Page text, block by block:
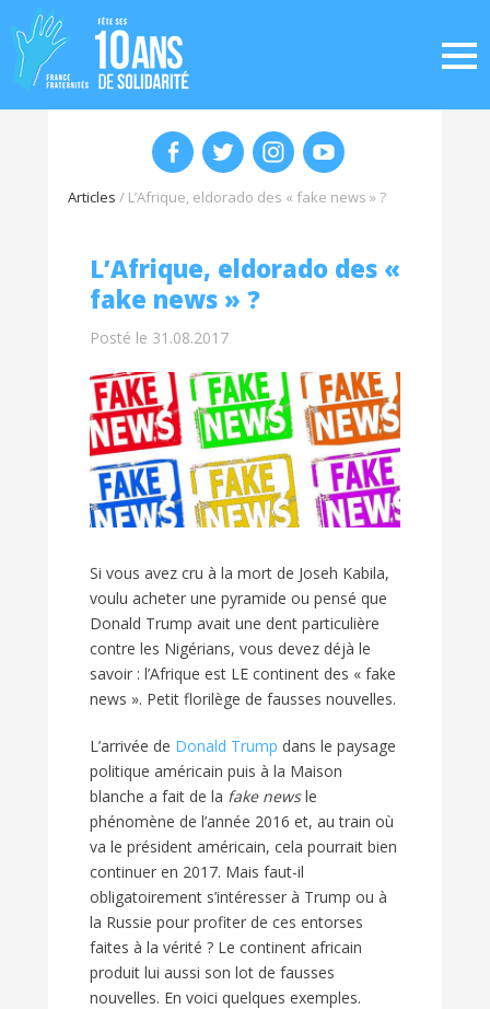
Articles / L’Afrique, eldorado des « fake news » ?
L’Afrique, eldorado des «
fake news » ?
Posté le 31.08.2017
Si vous avez cru à la mort de Joseh Kabila,
voulu acheter une pyramide ou pensé que
Donald Trump avait une dent particulière
contre les Nigérians, vous devez déjà le
savoir : l’Afrique est LE continent des « fake
news ». Petit florilège de fausses nouvelles.
L’arrivée de Donald Trump dans le paysage
politique américain puis à la Maison
blanche a fait de la fake newsle
phénomène de l’année 2016 et, au train où
va le président américain, cela pourrait bien
continuer en 2017. Mais faut-il
obligatoirement s’intéresser à Trump ou à
la Russie pour profiter de ces entorses
faites à la vérité ? Le continent africain
produit lui aussi son lot de fausses
nouvelles. En voici quelques exemples.